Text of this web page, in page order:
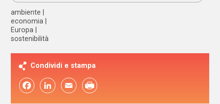
ambiente
economia
Europa
sostenibilità
Condividi e stampa
FacebookLinkedIn Email